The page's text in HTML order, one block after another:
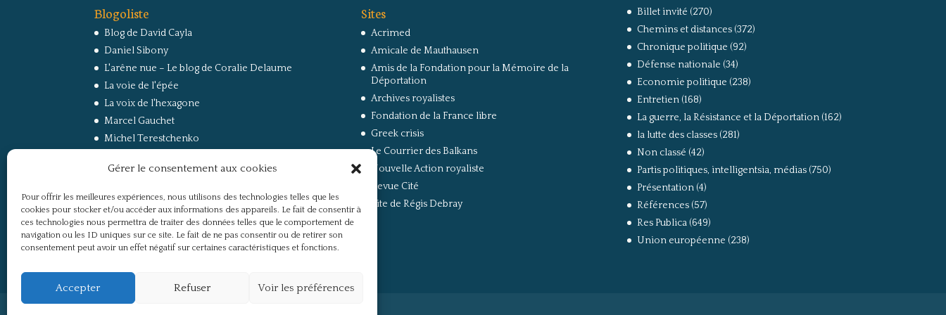
Gérer le consentement aux cookies
Pour offrir les meilleures expériences, nous utilisons des technologies telles que les
cookies pour stocker et/ou accéder aux informations des appareils. Le fait de consentir à
ces technologies nous permettra de traiter des données telles que le comportement de
navigation ou les ID uniques sur ce site. Le fait de ne pas consentir ou de retirer son
consentement peut avoir un effet négatif sur certaines caractéristiques et fonctions.
Accepter Refuser Voir les préférences
Blogoliste
Blog de David Cayla
Daniel Sibony
L'arêne nue – Le blog de Coralie Delaume
La voie de l'épée
La voix de l'hexagone
Marcel Gauchet
Michel Terestchenko
RussEurope – Le Carnet de Jacques Sapir sur la
Secret Défense
Un regard sur la Russie
Sites
Acrimed
Amicale de Mauthausen
Amis de la Fondation pour la Mémoire de la
Déportation
Archives royalistes
Fondation de la France libre
Greek crisis
Le Courrier des Balkans
Nouvelle Action royaliste
Revue Cité
Site de Régis Debray
Billet invité (270)
Chemins et distances(372)
Chronique politique (92)
Défense nationale (34)
Economie politique (238)
Entretien(168)
La guerre, la Résistance et la Déportation(162)
la lutte des classes(281)
Non classé (42)
Partis politiques, intelligentsia, médias(750)
Présentation(4)
Références(57)
Res Publica(649)
Union européenne (238)